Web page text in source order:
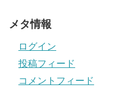
メタ情報
ログイン
投稿フィード
コメントフィード